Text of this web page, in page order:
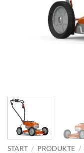
START / PRODUKTE /